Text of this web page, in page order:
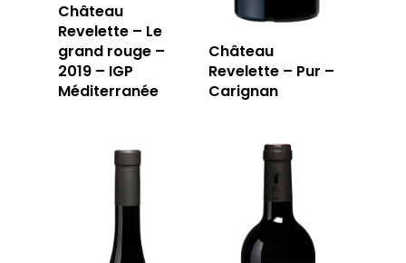
Château
Revelette – Le
grand rouge –
2019 – IGP
Méditerranée
Château
Revelette – Pur –
Carignan